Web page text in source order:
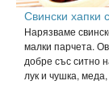
Свински хапки
Нарязваме
малки парчета.
добре със ситно
лук и чушка, меда,